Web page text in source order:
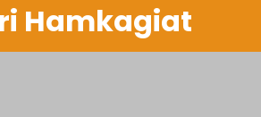
Hamkagiat